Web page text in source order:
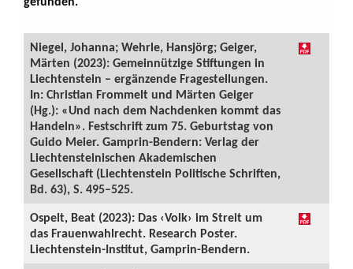
Niegel, Johanna; Wehrle, Hansjörg; Geiger,
Märten (2023): Gemeinnützige Stiftungen in
Liechtenstein – ergänzende Fragestellungen.
In: Christian Frommelt und Märten Geiger
(Hg.): «Und nach dem Nachdenken kommt das
Handeln». Festschrift zum 75. Geburtstag von
Guido Meier. Gamprin-Bendern: Verlag der
Liechtensteinischen Akademischen
Gesellschaft (Liechtenstein Politische Schriften,
Bd. 63), S. 495–525.
Ospelt, Beat (2023): Das ‹Volk› im Streit um
das Frauenwahlrecht. Research Poster.
Liechtenstein-Institut, Gamprin-Bendern.